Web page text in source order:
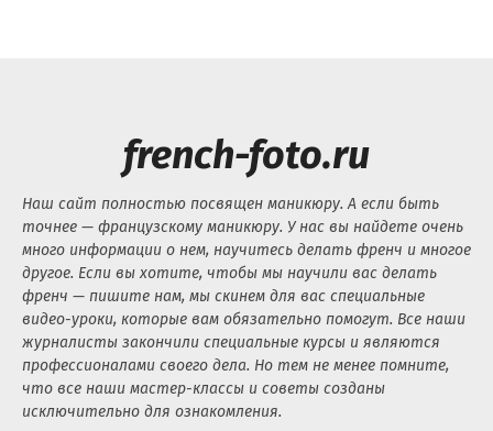
french-foto.ru
Наш сайт полностью посвящен маникюру. А если быть
точнее — французскому маникюру. У нас вы найдете очень
много информации о нем, научитесь делать френч и многое
другое. Если вы хотите, чтобы мы научили вас делать
френч — пишите нам, мы скинем для вас специальные
видео-уроки, которые вам обязательно помогут. Все наши
журналисты закончили специальные курсы и являются
профессионалами своего дела. Но тем не менее помните,
что все наши мастер-классы и советы созданы
исключительно для ознакомления.